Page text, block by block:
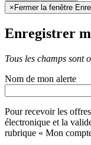
× Fermer la fenêtre
Enregistrer
Tous les champs sont
Nom de mon alerte
Pour recevoir les
électronique et la
rubrique « Mon